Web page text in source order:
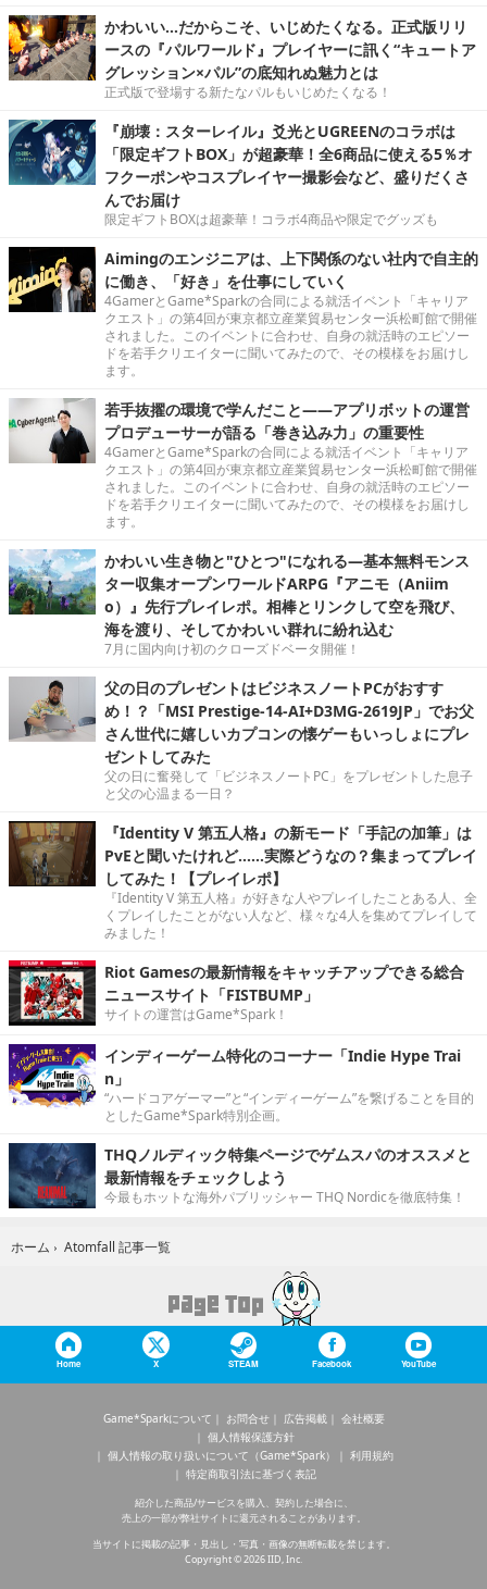
かわいい…だからこそ、いじめたくなる。正式版リリ
ースの『パルワールド』プレイヤーに訊く“キュートア
グレッション×パル”の底知れぬ魅力とは
正式版で登場する新たなパルもいじめたくなる！
『崩壊：スターレイル』爻光とUGREENのコラボは
「限定ギフトBOX」が超豪華！全6商品に使える5％オ
フクーポンやコスプレイヤー撮影会など、盛りだくさ
んでお届け
限定ギフトBOXは超豪華！コラボ4商品や限定でグッズも
Aimingのエンジニアは、上下関係のない社内で自主的
に働き、「好き」を仕事にしていく
4GamerとGame*Sparkの合同による就活イベント「キャリア
クエスト」の第4回が東京都立産業貿易センター浜松町館で開催
されました。このイベントに合わせ、自身の就活時のエピソー
ドを若手クリエイターに聞いてみたので、その模様をお届けし
ます。
若手抜擢の環境で学んだこと――アプリボットの運営
プロデューサーが語る「巻き込み力」の重要性
4GamerとGame*Sparkの合同による就活イベント「キャリア
クエスト」の第4回が東京都立産業貿易センター浜松町館で開催
されました。このイベントに合わせ、自身の就活時のエピソー
ドを若手クリエイターに聞いてみたので、その模様をお届けし
ます。
かわいい生き物と"ひとつ"になれる―基本無料モンス
ター収集オープンワールドARPG『アニモ（Aniim
o）』先行プレイレポ。相棒とリンクして空を飛び、
海を渡り、そしてかわいい群れに紛れ込む
7月に国内向け初のクローズドベータ開催！
父の日のプレゼントはビジネスノートPCがおすす
め！？「MSI Prestige-14-AI+D3MG-2619JP」でお父
さん世代に嬉しいカプコンの懐ゲーもいっしょにプレ
ゼントしてみた
父の日に奮発して「ビジネスノートPC」をプレゼントした息子
と父の心温まる一日？
『Identity V 第五人格』の新モード「手記の加筆」は
PvEと聞いたけれど……実際どうなの？集まってプレイ
してみた！【プレイレポ】
『Identity V 第五人格』が好きな人やプレイしたことある人、全
くプレイしたことがない人など、様々な4人を集めてプレイして
みました！
Riot Gamesの最新情報をキャッチアップできる総合
ニュースサイト「FISTBUMP」
サイトの運営はGame*Spark！
インディーゲーム特化のコーナー「Indie Hype Trai
n」
“ハードコアゲーマー”と“インディーゲーム”を繋げることを目的
としたGame*Spark特別企画。
THQノルディック特集ページでゲムスパのオススメと
最新情報をチェックしよう
今最もホットな海外パブリッシャー THQ Nordicを徹底特集！
ホーム › Atomfall 記事一覧
Home X STEAM Facebook YouTube
Game*Sparkについて お問合せ 広告掲載
会社概要
個人情報保護方針
個人情報の取り扱いについて（Game*Spark）
利用規約
特定商取引法に基づく表記
紹介した商品/サービスを購入、契約した場合に、
売上の一部が弊社サイトに還元されることがあります。
当サイトに掲載の記事・見出し・写真・画像の無断転載を禁じます。
Copyright © 2026 IID, Inc.